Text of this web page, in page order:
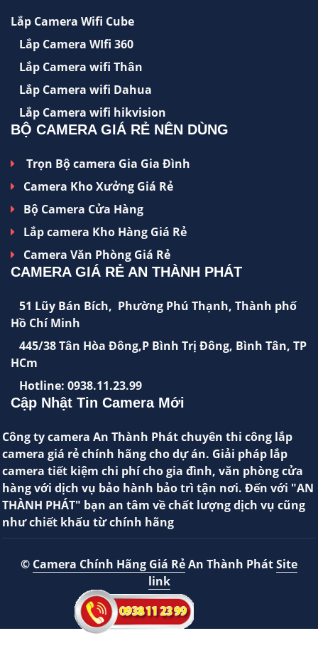
Lắp Camera Wifi Cube
Lắp Camera WIfi 360
Lắp Camera wifi Thân
Lắp Camera wifi Dahua
Lắp Camera wifi hikvision
BỘ CAMERA GIÁ RẺ NÊN DÙNG
Trọn Bộ camera Gia Gia Đình
Camera Kho Xưởng Giá Rẻ
Bộ Camera Cửa Hàng
Lắp camera Kho Hàng Giá Rẻ
Camera Văn Phòng Giá Rẻ
CAMERA GIÁ RẺ AN THÀNH PHÁT
51 Lũy Bán Bích, Phường Phú Thạnh, Thành phố
Hồ Chí Minh
445/38 Tân Hòa Đông,P Bình Trị Đông, Bình Tân, TP
HCm
Hotline: 0938.11.23.99
Cập Nhật Tin Camera Mới
Công ty camera An Thành Phát chuyên thi công lắp
camera giá rẻ chính hãng cho dự án. Giải pháp lắp
camera tiết kiệm chi phí cho gia đình, văn phòng cửa
hàng với dịch vụ bảo hành bảo trì tận nơi. Đến với "AN
THÀNH PHÁT" bạn an tâm về chất lượng dịch vụ cũng
như chiết khấu từ chính hãng
© Camera Chính Hãng Giá RẻAn Thành PhátSite
link